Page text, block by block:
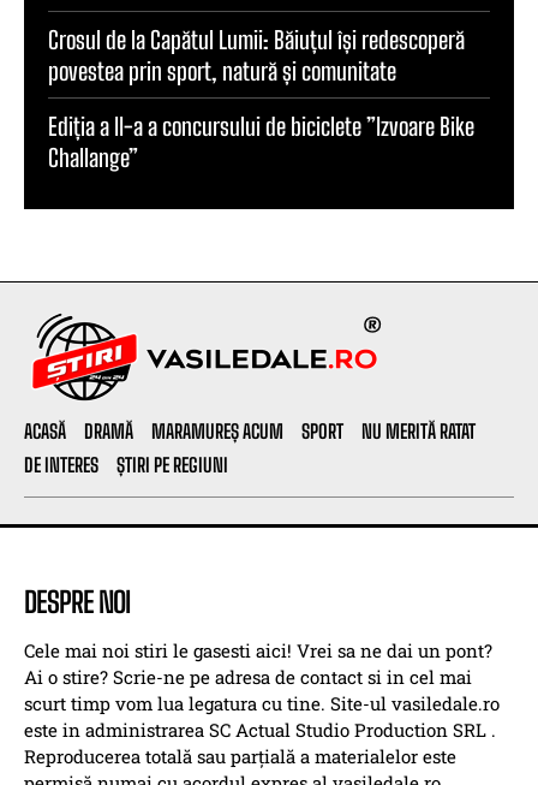
Crosul de la Capătul Lumii: Băiuțul își redescoperă
povestea prin sport, natură și comunitate
Ediția a II-a a concursului de biciclete ”Izvoare Bike
Challange”
ACASĂ DRAMĂ MARAMUREȘ ACUM SPORT
NU MERITĂ RATAT
DE INTERES
ȘTIRI PE REGIUNI
DESPRE NOI
Cele mai noi stiri le gasesti aici! Vrei sa ne dai un pont?
Ai o stire? Scrie-ne pe adresa de contact si in cel mai
scurt timp vom lua legatura cu tine. Site-ul vasiledale.ro
este in administrarea SC Actual Studio Production SRL .
Reproducerea totală sau parțială a materialelor este